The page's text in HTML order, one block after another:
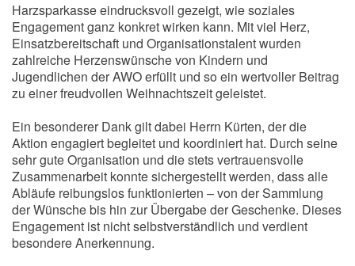
Harzsparkasse eindrucksvoll gezeigt, wie soziales
Engagement ganz konkret wirken kann. Mit viel Herz,
Einsatzbereitschaft und Organisationstalent wurden
zahlreiche Herzenswünsche von Kindern und
Jugendlichen der AWO erfüllt und so ein wertvoller Beitrag
zu einer freudvollen Weihnachtszeit geleistet.
Ein besonderer Dank gilt dabei Herrn Kürten, der die
Aktion engagiert begleitet und koordiniert hat. Durch seine
sehr gute Organisation und die stets vertrauensvolle
Zusammenarbeit konnte sichergestellt werden, dass alle
Abläufe reibungslos funktionierten – von der Sammlung
der Wünsche bis hin zur Übergabe der Geschenke. Dieses
Engagement ist nicht selbstverständlich und verdient
besondere Anerkennung.